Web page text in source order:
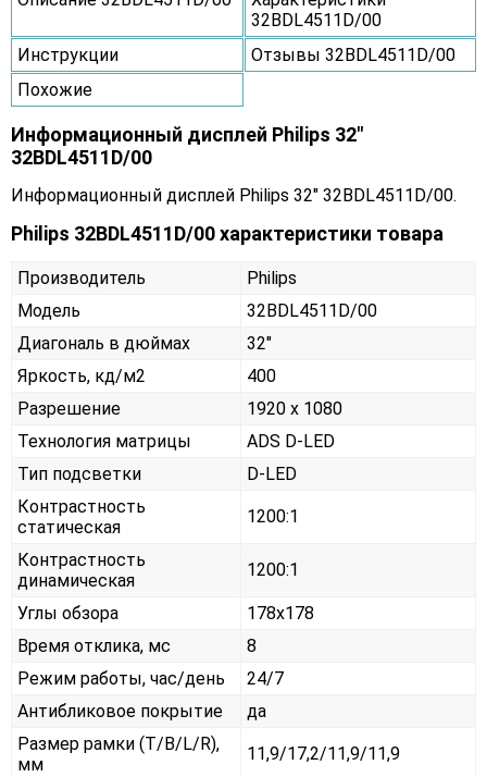
32BDL4511D/00
Инструкции
Отзывы 32BDL4511D/00
Похожие
Информационный дисплей Philips 32"
32BDL4511D/00
Информационный дисплей Philips 32" 32BDL4511D/00.
Philips 32BDL4511D/00 характеристики товара
Производитель
Philips
Модель
32BDL4511D/00
Диагональ в дюймах
32"
Яркость, кд/м2
400
Разрешение
1920 x 1080
Технология матрицы
ADS D-LED
Тип подсветки
D-LED
Контрастность
статическая
1200:1
Контрастность
динамическая
1200:1
Углы обзора
178x178
Время отклика, мс
8
Режим работы, час/день
24/7
Антибликовое покрытие
да
Размер рамки (T/B/L/R),
мм
11,9/17,2/11,9/11,9